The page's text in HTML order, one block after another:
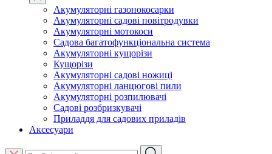
Акумуляторні газонокосарки
Акумуляторні садові повітродувки
Акумуляторні мотокоси
Садова багатофункціональна система
Акумуляторні кущорізи
Кущорізи
Акумуляторні садові ножиці
Акумуляторні ланцюгові пили
Акумуляторні розпилювачі
Садові розбризкувачі
Приладдя для садових приладів
Аксесуари